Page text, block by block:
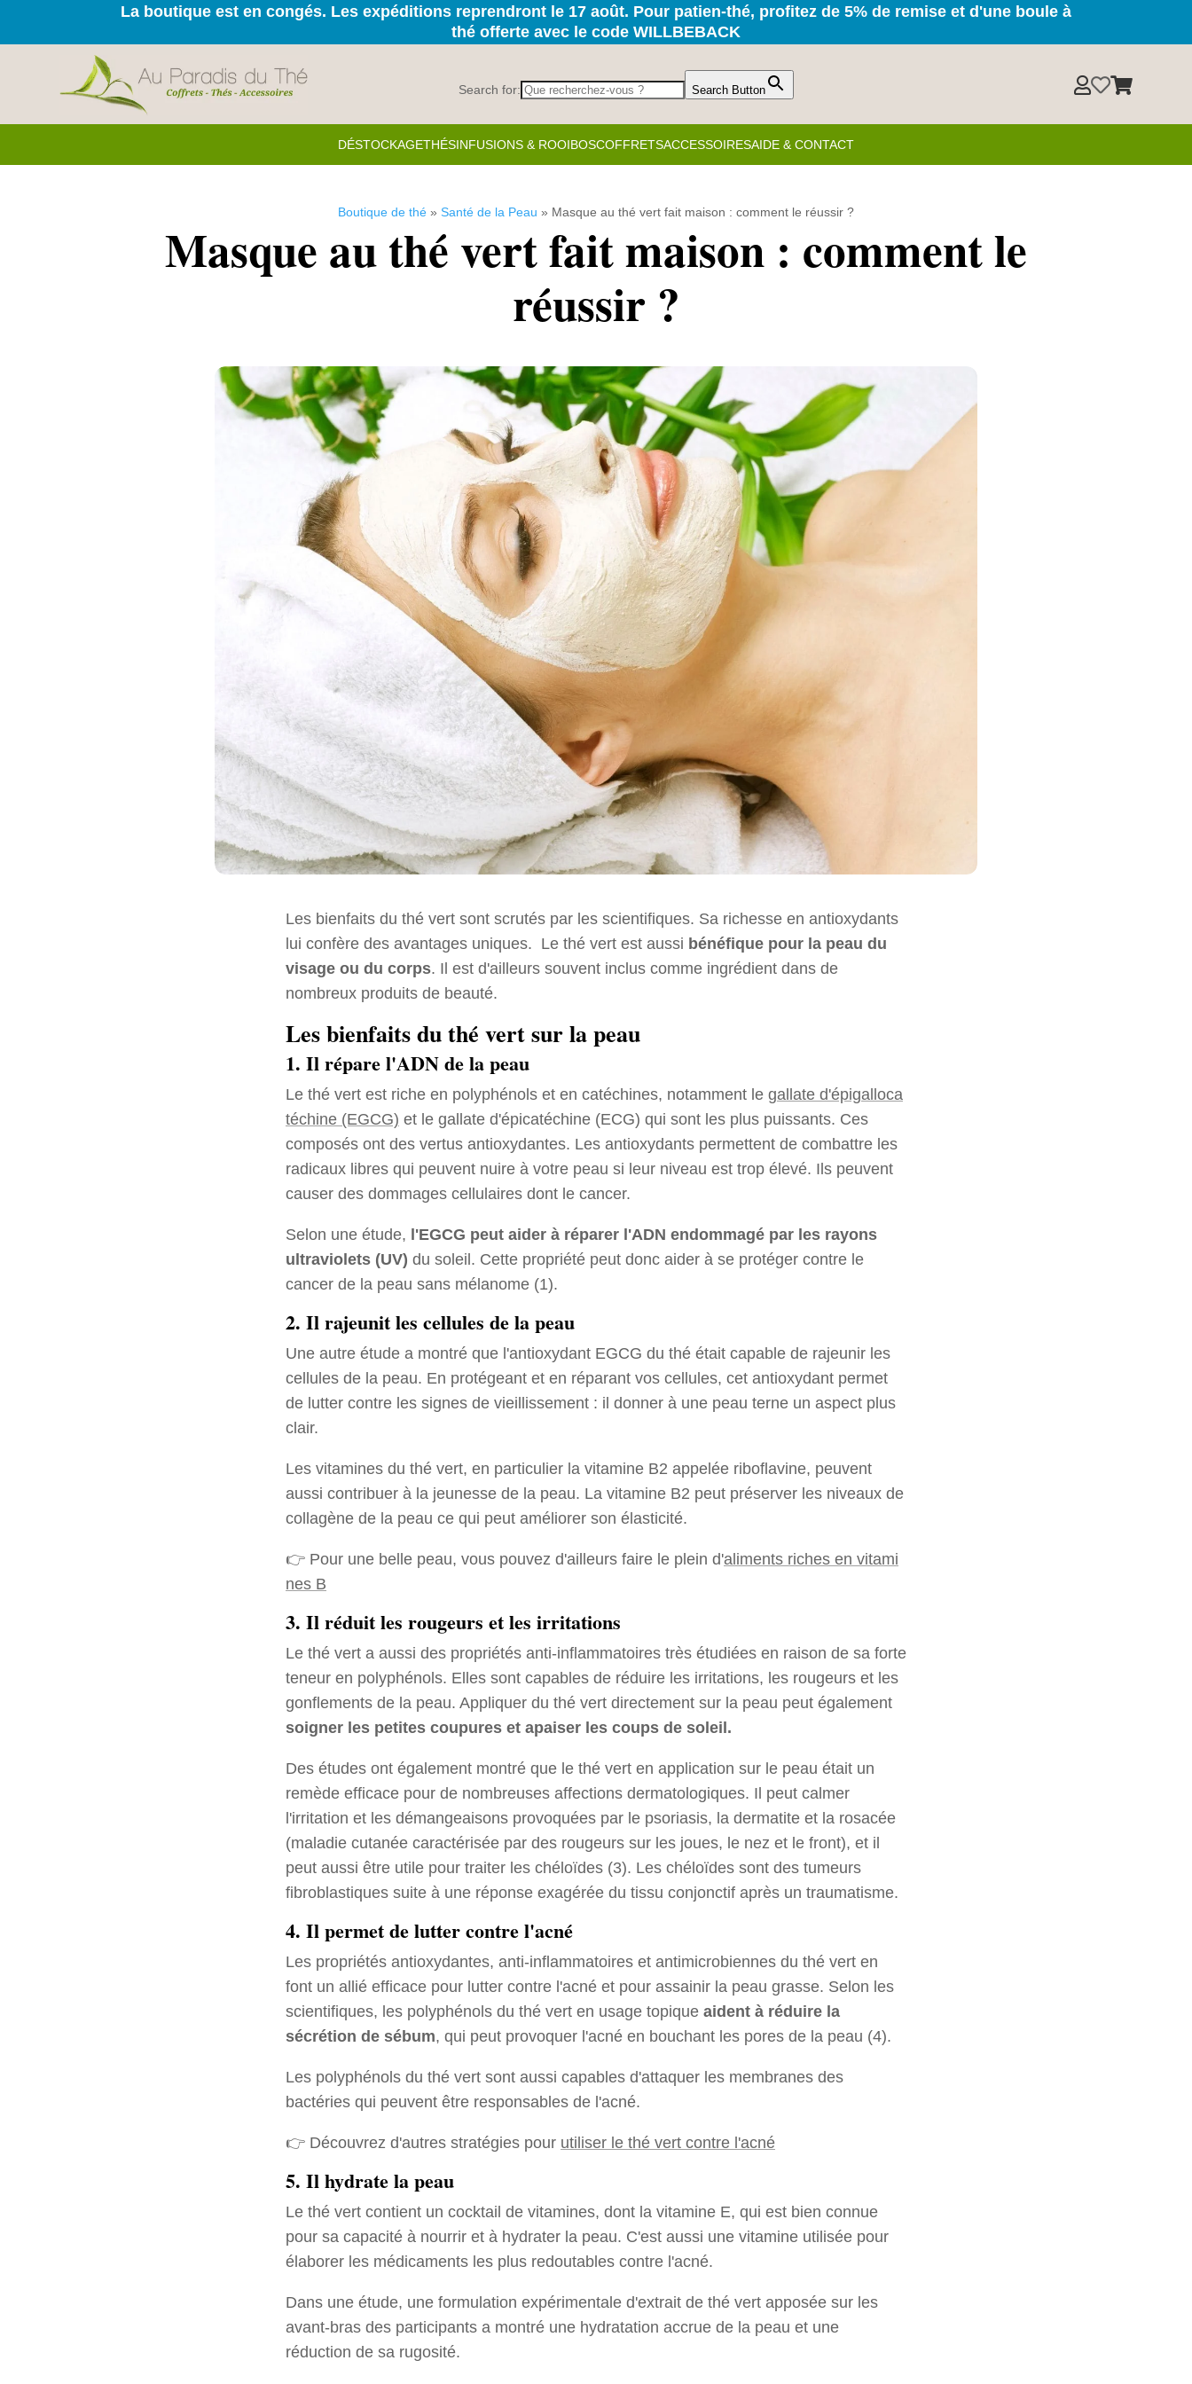
La boutique est en congés. Les expéditions reprendront le 17 août. Pour patien-thé, profitez de 5% de remise et d'une boule à
thé offerte avec le code WILLBEBACK
Search for: Search Button 
DÉSTOCKAGETHÉSINFUSIONS & ROOIBOSCOFFRETSACCESSOIRESAIDE & CONTACT
Boutique de thé » Santé de la Peau » Masque au thé vert fait maison : comment le réussir ?
Masque au thé vert fait maison : comment le
réussir ?
Les bienfaits du thé vert sont scrutés par les scientifiques. Sa richesse en antioxydants
lui confère des avantages uniques. Le thé vert est aussi bénéfique pour la peau du
visage ou du corps. Il est d'ailleurs souvent inclus comme ingrédient dans de
nombreux produits de beauté.
Les bienfaits du thé vert sur la peau
1. Il répare l'ADN de la peau
Le thé vert est riche en polyphénols et en catéchines, notamment le gallate d'épigalloca
téchine (EGCG) et le gallate d'épicatéchine (ECG) qui sont les plus puissants. Ces
composés ont des vertus antioxydantes. Les antioxydants permettent de combattre les
radicaux libres qui peuvent nuire à votre peau si leur niveau est trop élevé. Ils peuvent
causer des dommages cellulaires dont le cancer.
Selon une étude, l'EGCG peut aider à réparer l'ADN endommagé par les rayons
ultraviolets (UV) du soleil. Cette propriété peut donc aider à se protéger contre le
cancer de la peau sans mélanome (1).
2. Il rajeunit les cellules de la peau
Une autre étude a montré que l'antioxydant EGCG du thé était capable de rajeunir les
cellules de la peau. En protégeant et en réparant vos cellules, cet antioxydant permet
de lutter contre les signes de vieillissement : il donner à une peau terne un aspect plus
clair.
Les vitamines du thé vert, en particulier la vitamine B2 appelée riboflavine, peuvent
aussi contribuer à la jeunesse de la peau. La vitamine B2 peut préserver les niveaux de
collagène de la peau ce qui peut améliorer son élasticité.
👉 Pour une belle peau, vous pouvez d'ailleurs faire le plein d'aliments riches en vitami
nes B
3. Il réduit les rougeurs et les irritations
Le thé vert a aussi des propriétés anti-inflammatoires très étudiées en raison de sa forte
teneur en polyphénols. Elles sont capables de réduire les irritations, les rougeurs et les
gonflements de la peau. Appliquer du thé vert directement sur la peau peut également
soigner les petites coupures et apaiser les coups de soleil.
Des études ont également montré que le thé vert en application sur le peau était un
remède efficace pour de nombreuses affections dermatologiques. Il peut calmer
l'irritation et les démangeaisons provoquées par le psoriasis, la dermatite et la rosacée
(maladie cutanée caractérisée par des rougeurs sur les joues, le nez et le front), et il
peut aussi être utile pour traiter les chéloïdes (3). Les chéloïdes sont des tumeurs
fibroblastiques suite à une réponse exagérée du tissu conjonctif après un traumatisme.
4. Il permet de lutter contre l'acné
Les propriétés antioxydantes, anti-inflammatoires et antimicrobiennes du thé vert en
font un allié efficace pour lutter contre l'acné et pour assainir la peau grasse. Selon les
scientifiques, les polyphénols du thé vert en usage topique aident à réduire la
sécrétion de sébum, qui peut provoquer l'acné en bouchant les pores de la peau (4).
Les polyphénols du thé vert sont aussi capables d'attaquer les membranes des
bactéries qui peuvent être responsables de l'acné.
👉 Découvrez d'autres stratégies pour utiliser le thé vert contre l'acné
5. Il hydrate la peau
Le thé vert contient un cocktail de vitamines, dont la vitamine E, qui est bien connue
pour sa capacité à nourrir et à hydrater la peau. C'est aussi une vitamine utilisée pour
élaborer les médicaments les plus redoutables contre l'acné.
Dans une étude, une formulation expérimentale d'extrait de thé vert apposée sur les
avant-bras des participants a montré une hydratation accrue de la peau et une
réduction de sa rugosité.